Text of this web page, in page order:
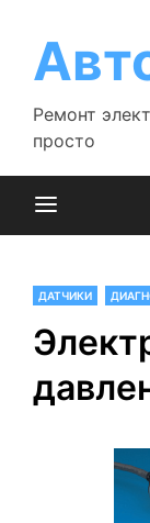
содержимому
Ремонт
просто
ДАТЧИКИ